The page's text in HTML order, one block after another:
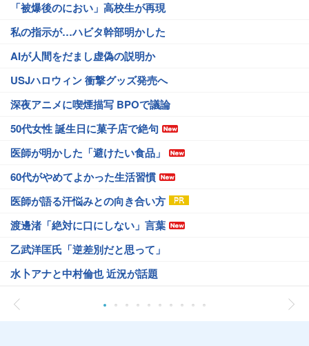
「被爆後のにおい」高校生が再現
私の指示が…ハビタ幹部明かした
AIが人間をだまし虚偽の説明か
USJハロウィン 衝撃グッズ発売へ
深夜アニメに喫煙描写 BPOで議論
50代女性 誕生日に菓子店で絶句
医師が明かした「避けたい食品」
60代がやめてよかった生活習慣
医師が語る汗悩みとの向き合い方
渡邊渚「絶対に口にしない」言葉
乙武洋匡氏「逆差別だと思って」
水卜アナと中村倫也 近況が話題